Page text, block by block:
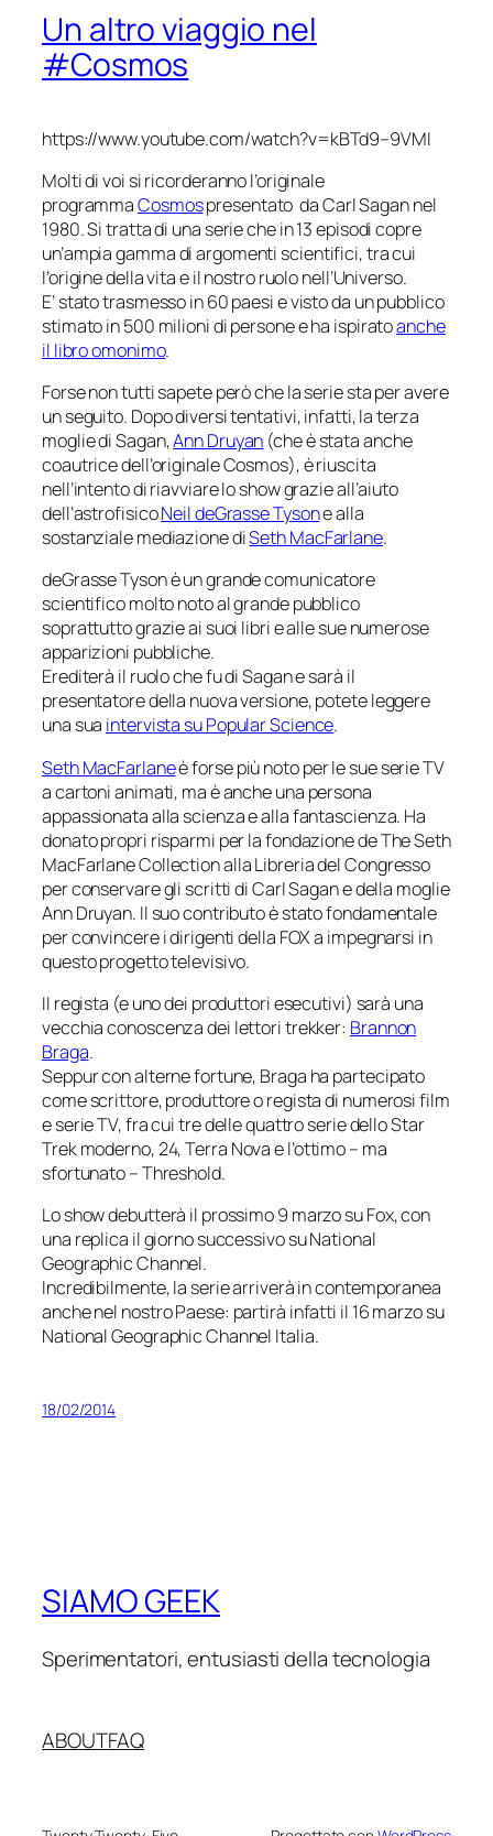
Un altro viaggio nel
#Cosmos
https://www.youtube.com/watch?v=kBTd9–9VMI
Molti di voi si ricorderanno l’originale
programmaCosmospresentato da Carl Sagan nel
1980. Si tratta di una serie che in 13 episodi copre
un’ampia gamma di argomenti scientifici, tra cui
l’origine della vita e il nostro ruolo nell’Universo.
E’ stato trasmesso in 60 paesi e visto da un pubblico
stimato in 500 milioni di persone e ha ispiratoanche
il libro omonimo.
Forse non tutti sapete però che la serie sta per avere
un seguito. Dopo diversi tentativi, infatti, la terza
moglie di Sagan,Ann Druyan (che è stata anche
coautrice dell’originaleCosmos), è riuscita
nell’intento di riavviare lo show grazie all’aiuto
dell’astrofisicoNeil deGrasse Tysone alla
sostanziale mediazione diSeth MacFarlane.
deGrasse Tyson è un grande comunicatore
scientifico molto noto al grande pubblico
soprattutto grazie ai suoi libri e alle sue numerose
apparizioni pubbliche.
Erediterà il ruolo che fu di Sagan e sarà il
presentatore della nuova versione, potete leggere
una sua intervista suPopular Science.
Seth MacFarlaneè forse più noto per le sue serie TV
a cartoni animati, ma è anche una persona
appassionata alla scienza e alla fantascienza. Ha
donato propri risparmi per la fondazione deThe Seth
MacFarlane Collectionalla Libreria del Congresso
per conservare gli scritti di Carl Sagan e della moglie
Ann Druyan. Il suo contributo è stato fondamentale
per convincere i dirigenti della FOX a impegnarsi in
questo progetto televisivo.
Il regista (e uno dei produttori esecutivi) sarà una
vecchia conoscenza dei lettori trekker: Brannon
Braga.
Seppur con alterne fortune, Braga ha partecipato
come scrittore, produttore o regista di numerosi film
e serie TV, fra cui tre delle quattro serie delloStar
Trekmoderno,24, Terra Novae l’ottimo – ma
sfortunato –Threshold.
Lo show debutterà il prossimo 9 marzo su Fox, con
una replica il giorno successivo suNational
Geographic Channel.
Incredibilmente, la serie arriverà in contemporanea
anche nel nostro Paese: partirà infatti il 16 marzo su
National Geographic Channel Italia.
18/02/2014
SIAMO GEEK
Sperimentatori, entusiasti della tecnologia
ABOUTFAQ